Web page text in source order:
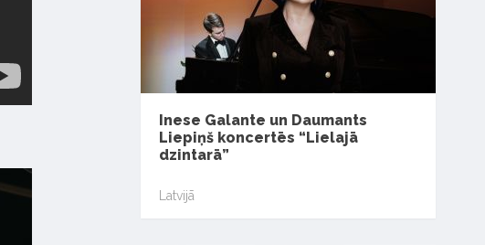
Inese Galante un Daumants
Liepiņš koncertēs “Lielajā
dzintarā”
Latvijā